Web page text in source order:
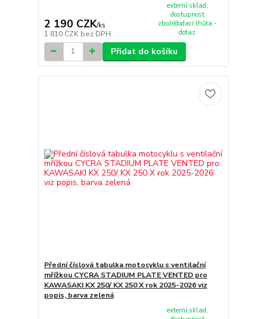
2 190 CZK/ks
1 810 CZK bez DPH
externí sklad,
dostupnost
zboží/dodací lhůta -
dotaz
Přidat do košíku
Přední číslová tabulka motocyklu s ventilační
mřížkou CYCRA STADIUM PLATE VENTED pro
KAWASAKI KX 250/ KX 250 X rok 2025-2026 viz
popis, barva zelená
externí sklad,